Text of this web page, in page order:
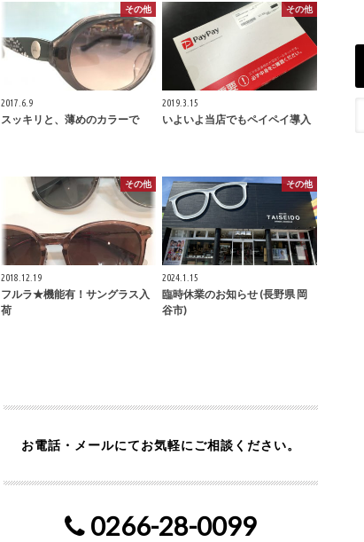
その他
2017.6.9
スッキリと、薄めのカラーで
その他
2019.3.15
いよいよ当店でもペイペイ導入
その他
2018.12.19
フルラ★機能有！サングラス入
荷
その他
2024.1.15
臨時休業のお知らせ (長野県 岡
谷市)
お電話・メールにてお気軽にご相談ください。
0266-28-0099